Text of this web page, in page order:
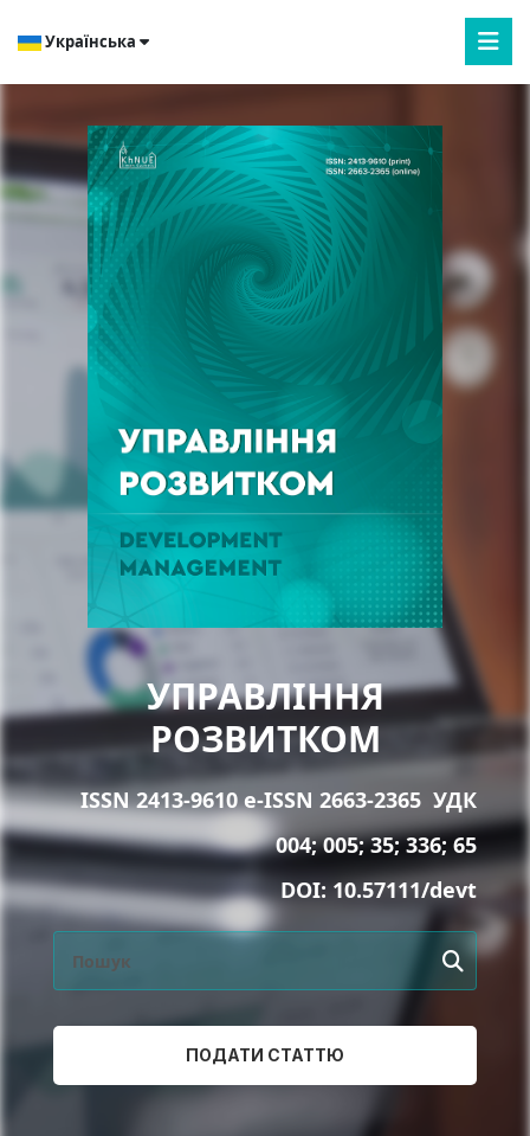
Українська
УПРАВЛІННЯ
РОЗВИТКОМ
ISSN 2413-9610 e-ISSN 2663-2365 УДК
004; 005; 35; 336; 65
DOI:10.57111/devt
ПОДАТИ СТАТТЮ